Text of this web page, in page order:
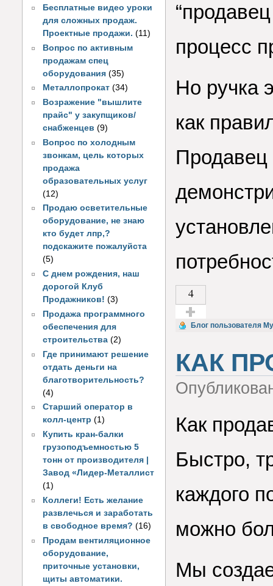
Бесплатные видео уроки
для сложных продаж.
Проектные продажи. (11)
Вопрос по активным
продажам спец
оборудования (35)
Металлопрокат (34)
Возражение "вышлите
прайс" у закупщиков/
снабженцев (9)
Вопрос по холодным
звонкам, цель которых
продажа
образовательных услуг
(12)
Продаю осветительные
оборудование, не знаю
кто будет лпр,?
подскажите пожалуйста
(5)
С днем рождения, наш
дорогой Клуб
Продажников! (3)
Продажа программного
обеспечения для
строительства (2)
Где принимают решение
отдать деньги на
благотворительность?
(4)
Старший оператор в
колл-центр (1)
Купить кран-балки
грузоподъемностью 5
тонн от производителя |
Завод «Лидер-Металлист
(1)
Коллеги! Есть желание
развлечься и заработать
в свободное время? (16)
Продам вентиляционное
оборудование,
приточные установки,
щиты автоматики.
процесс
Но ручка
как
Продавец
4
Голос за!
Блог пользователя
КАК
Как
Быстро,
каждого
можно
Мы